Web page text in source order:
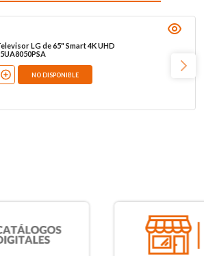
LG de 65" Smart 4K UHD
NO DISPONIBLE